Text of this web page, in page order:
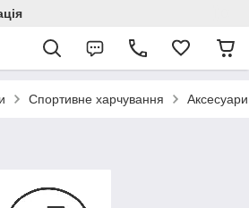
Спортивне харчування Аксесуари